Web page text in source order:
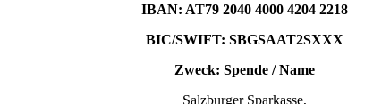
IBAN: AT79 2040 4000 4204 2218
BIC/SWIFT: SBGSAAT2SXXX
Zweck: Spende / Name
Salzburger Sparkasse,